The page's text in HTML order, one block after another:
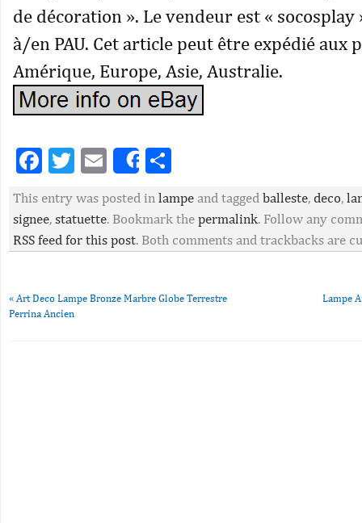
de décoration ». Le vendeur est « socosplay
à/en PAU. Cet article peut être expédié aux
Amérique, Europe, Asie, Australie.
Facebook
Twitter
EmailShare
This entry was posted in lampe and tagged balleste, deco,
signee, statuette. Bookmark the permalink. Follow any
RSS feed for this post. Both comments and trackbacks are
« Art Deco Lampe Bronze Marbre Globe Terrestre
Perrina Ancien
Lampe